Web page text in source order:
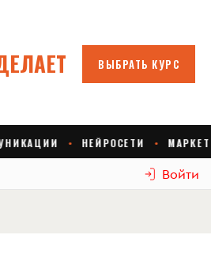
Войти